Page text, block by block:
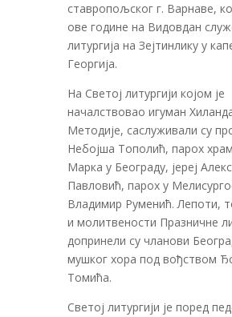
ставропољског г. Варнаве,
ове године на Видовдан
литургија на Зејтинлику у
Георгија.
На Светој литургији којом је
началствовао игуман
Методије, саслуживали су
Небојша Тополић, парох
Марка у Београду, јереј
Павловић, парох у
Владимир Руменић. Лепоти,
и молитвености Празничне
допринели су чланови
мушког хора под вођством
Томића.
Светој литургији је поред